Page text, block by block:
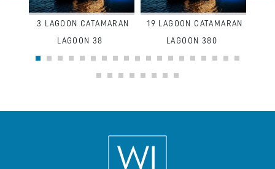
3 LAGOON CATAMARAN
LAGOON 38
19 LAGOON CATAMARAN
LAGOON 380